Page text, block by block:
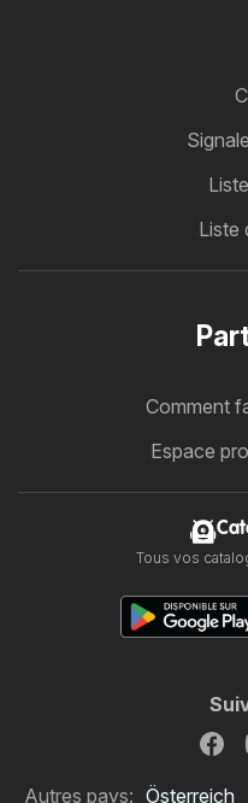
Liste
Comment
Espace
Tous vos
Autres pays: Österreich